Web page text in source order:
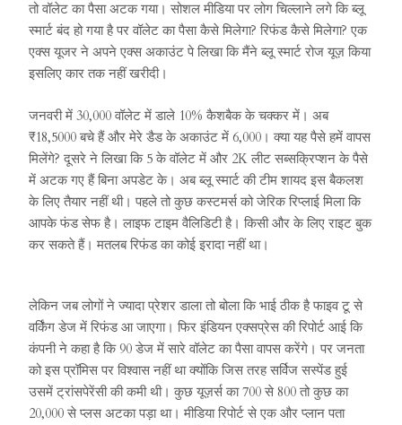
तो वॉलेट का पैसा अटक गया। सोशल मीडिया पर लोग चिल्लाने लगे कि ब्लू
स्मार्ट बंद हो गया है पर वॉलेट का पैसा कैसे मिलेगा? रिफंड कैसे मिलेगा? एक
एक्स यूजर ने अपने एक्स अकाउंट पे लिखा कि मैंने ब्लू स्मार्ट रोज यूज़ किया
इसलिए कार तक नहीं खरीदी।
जनवरी में 30,000 वॉलेट में डाले 10% कैशबैक के चक्कर में। अब
₹18,5000 बचे हैं और मेरे डैड के अकाउंट में 6,000। क्या यह पैसे हमें वापस
मिलेंगे? दूसरे ने लिखा कि 5 के वॉलेट में और 2K लीट सब्सक्रिप्शन के पैसे
में अटक गए हैं बिना अपडेट के। अब ब्लू स्मार्ट की टीम शायद इस बैकलश
के लिए तैयार नहीं थी। पहले तो कुछ कस्टमर्स को जेरिक रिप्लाई मिला कि
आपके फंड सेफ है। लाइफ टाइम वैलिडिटी है। किसी और के लिए राइट बुक
कर सकते हैं। मतलब रिफंड का कोई इरादा नहीं था।
लेकिन जब लोगों ने ज्यादा प्रेशर डाला तो बोला कि भाई ठीक है फाइव टू से
वर्किंग डेज में रिफंड आ जाएगा। फिर इंडियन एक्सप्रेस की रिपोर्ट आई कि
कंपनी ने कहा है कि 90 डेज में सारे वॉलेट का पैसा वापस करेंगे। पर जनता
को इस प्रॉमिस पर विश्वास नहीं था क्योंकि जिस तरह सर्विज सस्पेंड हुई
उसमें ट्रांसपेरेंसी की कमी थी। कुछ यूज़र्स का 700 से 800 तो कुछ का
20,000 से प्लस अटका पड़ा था। मीडिया रिपोर्ट से एक और प्लान पता